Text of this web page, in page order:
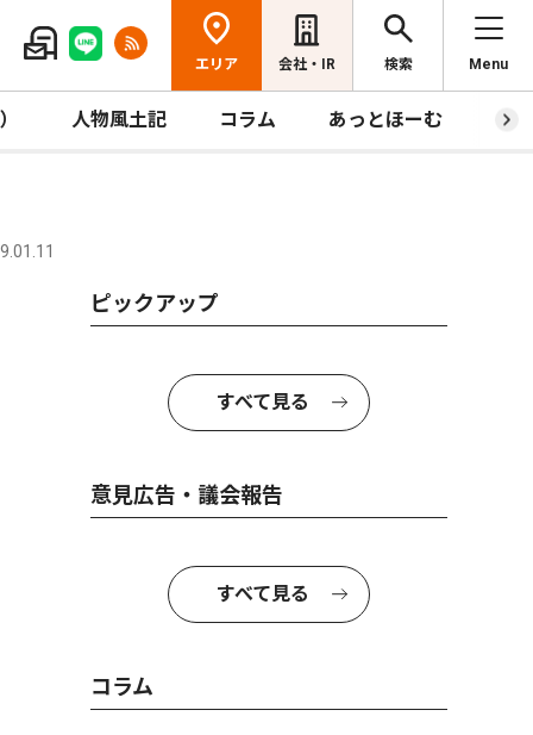
エリア 会社・IR 検索 Menu
人物風土記 コラム あっとほーむ プ
ピックアップ
すべて見る
意見広告・議会報告
すべて見る
コラム